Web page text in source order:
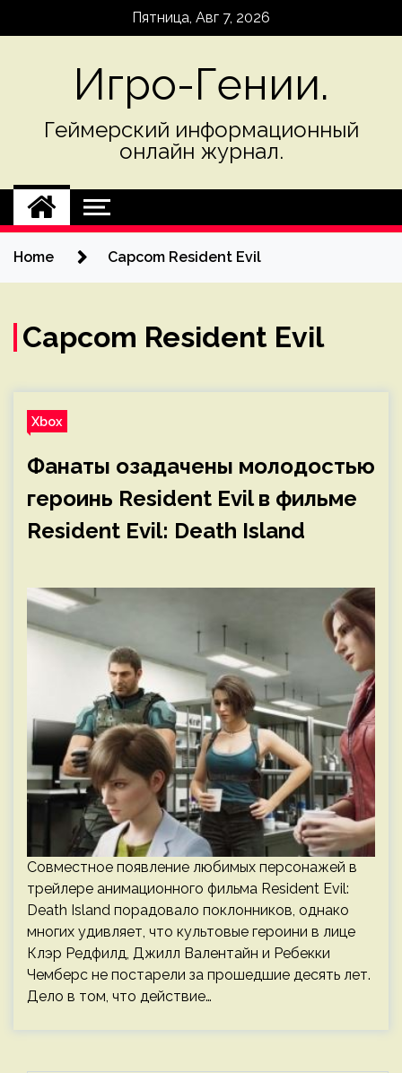
Пятница, Авг 7, 2026
Игро-Гении.
Геймерский информационный
онлайн журнал.
Home Capcom Resident Evil
Capcom Resident Evil
Xbox
Фанаты озадачены молодостью
героинь Resident Evil в фильме
Resident Evil: Death Island
Совместное появление любимых персонажей в
трейлере анимационного фильма Resident Evil:
Death Island порадовало поклонников, однако
многих удивляет, что культовые героини в лице
Клэр Редфилд, Джилл Валентайн и Ребекки
Чемберс не постарели за прошедшие десять лет.
Дело в том, что действие…